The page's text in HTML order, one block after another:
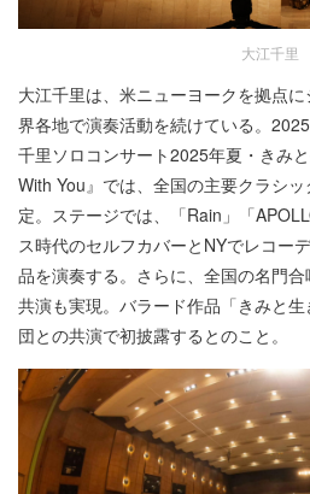
大江千里
大江千里は、米ニューヨークを拠点
界各地で演奏活動を続けている。
千里ソロコンサート2025年夏・きみ
With You』では、全国の主要クラシ
定。ステージでは、「Rain」「
ス時代のセルフカバーとNYでレコー
品を演奏する。さらに、全国の名門
共演も実現。バラード作品「きみと
団との共演で初披露するとのこと。